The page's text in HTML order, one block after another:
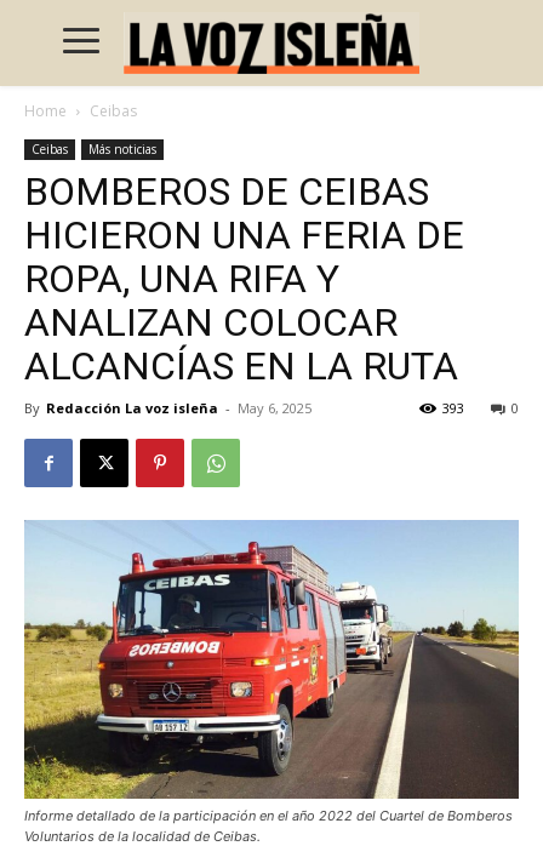
Home Ceibas
Ceibas Más noticias
BOMBEROS DE CEIBAS
HICIERON UNA FERIA DE
ROPA, UNA RIFA Y
ANALIZAN COLOCAR
ALCANCÍAS EN LA RUTA
By Redacción La voz isleña - May 6, 2025 0
393
Informe detallado de la participación en el año 2022 del Cuartel de Bomberos
Voluntarios de la localidad de Ceibas.